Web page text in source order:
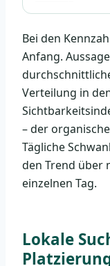
Bei den
Anfang.
Verteilung in
– der
Tägliche
den Trend über
einzelnen Tag.
Lokale